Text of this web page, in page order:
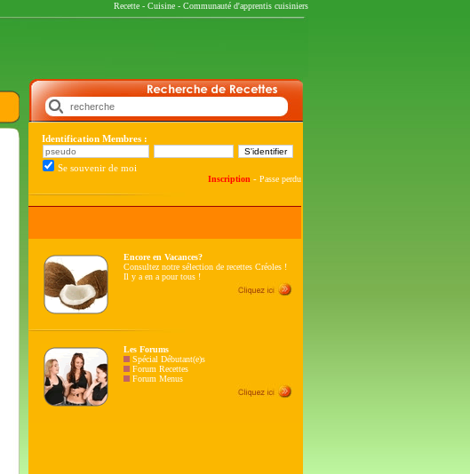
Recette - Cuisine - Communauté d'apprentis cuisiniers
Identification Membres :
Se souvenir de moi
Inscription - Passe perdu
Encore en Vacances?
Consultez notre sélection de recettes Créoles !
Il y a en a pour tous !
Les Forums
Spécial Débutant(e)s
Forum Recettes
Forum Menus